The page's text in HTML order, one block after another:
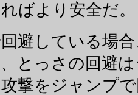
ばより安全だ。
避している場
とっさの回避
撃をジャンプ